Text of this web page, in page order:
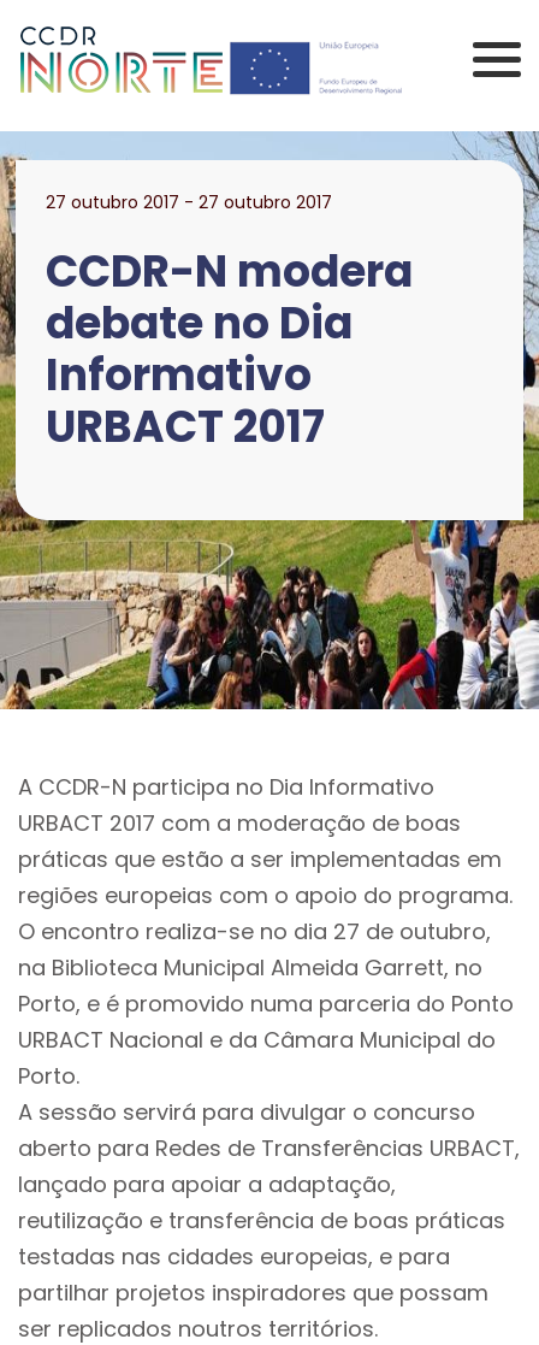
Comissão de
27 outubro 2017 - 27 outubro 2017
CCDR-N modera
debate no Dia
Informativo
URBACT 2017
A CCDR-N participa no Dia Informativo
URBACT 2017 com a moderação de boas
práticas que estão a ser implementadas em
regiões europeias com o apoio do programa.
O encontro realiza-se no dia 27 de outubro,
na Biblioteca Municipal Almeida Garrett, no
Porto, e é promovido numa parceria do Ponto
URBACT Nacional e da Câmara Municipal do
Porto.
A sessão servirá para divulgar o concurso
aberto para Redes de Transferências URBACT,
lançado para apoiar a adaptação,
reutilização e transferência de boas práticas
testadas nas cidades europeias, e para
partilhar projetos inspiradores que possam
ser replicados noutros territórios.